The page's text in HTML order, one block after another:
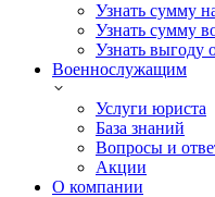
Узнать сумму
Узнать сумму
Узнать выгоду
Военнослужащим
Услуги юриста
База знаний
Вопросы и
Акции
О компании